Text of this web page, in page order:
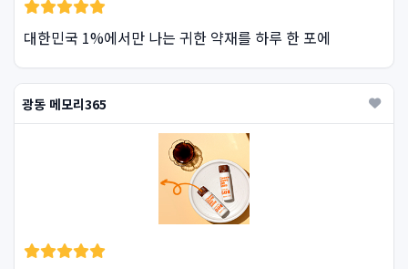
대한민국 1%에서만 나는 귀한 약재를 하루 한 포에
광동 메모리365